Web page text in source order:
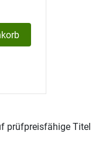
prüfpreisfähige Titel